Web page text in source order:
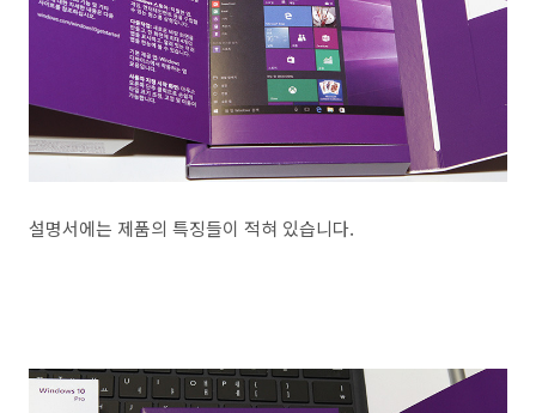
설명서에는 제품의 특징들이 적혀 있습니다.